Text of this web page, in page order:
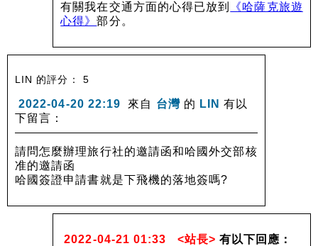
有關我在交通方面的心得已放到
《哈薩克旅遊
心得》部分。
LIN 的評分： 5
2022-04-20 22:19 來自 台灣 的 LIN 有以
下留言：
請問怎麼辦理旅行社的邀請函和哈國外交部核
准的邀請函
哈國簽證申請書就是下飛機的落地簽嗎?
2022-04-21 01:33 <站長> 有以下回應：